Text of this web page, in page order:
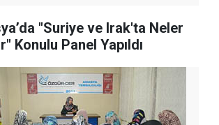
"Suriye ve Irak'ta Neler
Konulu Panel Yapıldı